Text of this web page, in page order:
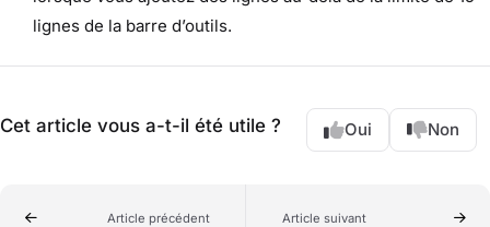
lignes de la barre d’outils.
Cet article vous a-t-il été utile ? Oui Non
Article précédent Article suivant